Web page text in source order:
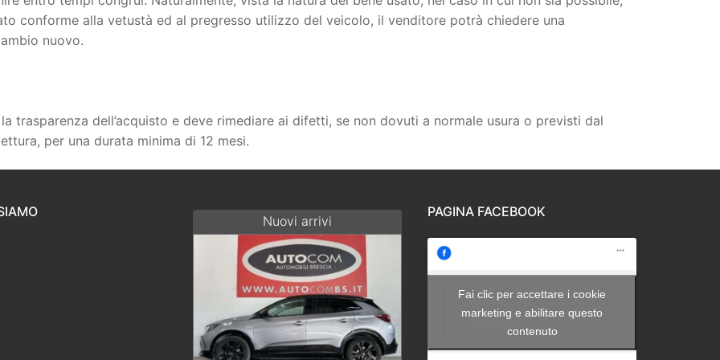
conforme alla vetustà ed al pregresso utilizzo del veicolo, il venditore potrà chiedere una
nuovo.
trasparenza dell’acquisto e deve rimediare ai difetti, se non dovuti a normale usura o previsti dal
per una durata minima di 12 mesi.
Nuovi arrivi
PAGINA FACEBOOK
Autocom -
Brescia
Fai clic per accettare i cookie
marketing e abilitare questo
contenuto